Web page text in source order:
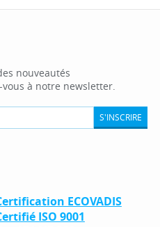
nouveautés
vous à notre newsletter.
S'INSCRIRE
ECOVADIS
ISO 9001